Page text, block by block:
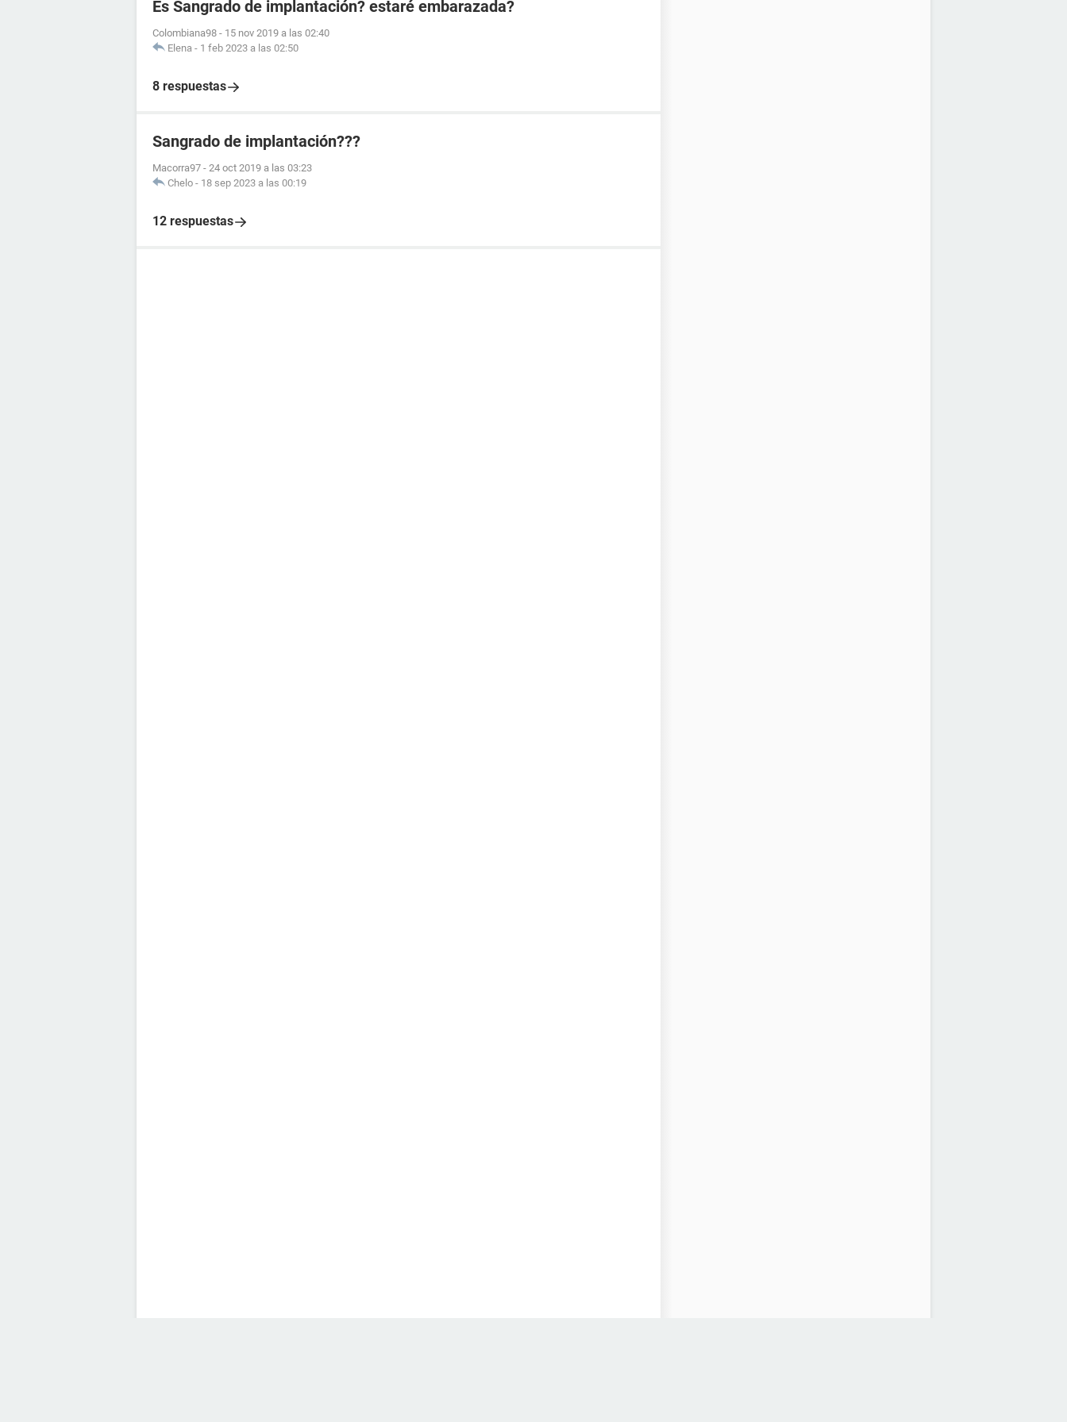
Es Sangrado de implantación? estaré embarazada?
Colombiana98 - 15 nov 2019 a las 02:40
Elena - 1 feb 2023 a las 02:50
8 respuestas
Sangrado de implantación???
Macorra97 - 24 oct 2019 a las 03:23
Chelo - 18 sep 2023 a las 00:19
12 respuestas